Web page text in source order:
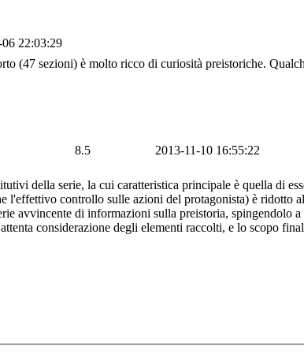
22:03:29
(47 sezioni) è molto ricco di curiosità preistoriche.
8.5
2013-11-10 16:55:22
della serie, la cui caratteristica principale è quella di
l'effettivo controllo sulle azioni del protagonista) è
avvincente di informazioni sulla preistoria, spingendolo
considerazione degli elementi raccolti, e lo scopo